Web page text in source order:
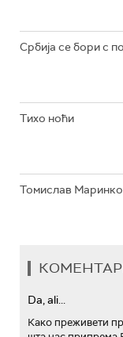
Србија се бори с
Тихо ноћи
Томислав
Da, ali...
Како преживети